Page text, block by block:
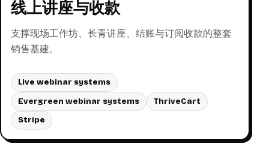
线上讲座与收款
支撑现场工作坊、长青讲座、结账与订阅收款的整套
销售基建。
Live webinar systems
Evergreen webinar systems
ThriveCart
Stripe